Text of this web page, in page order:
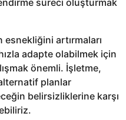
süreci oluşturmak
esnekliğini artırmaları
adapte olabilmek için
önemli. İşletme,
planlar
belirsizliklerine karşı